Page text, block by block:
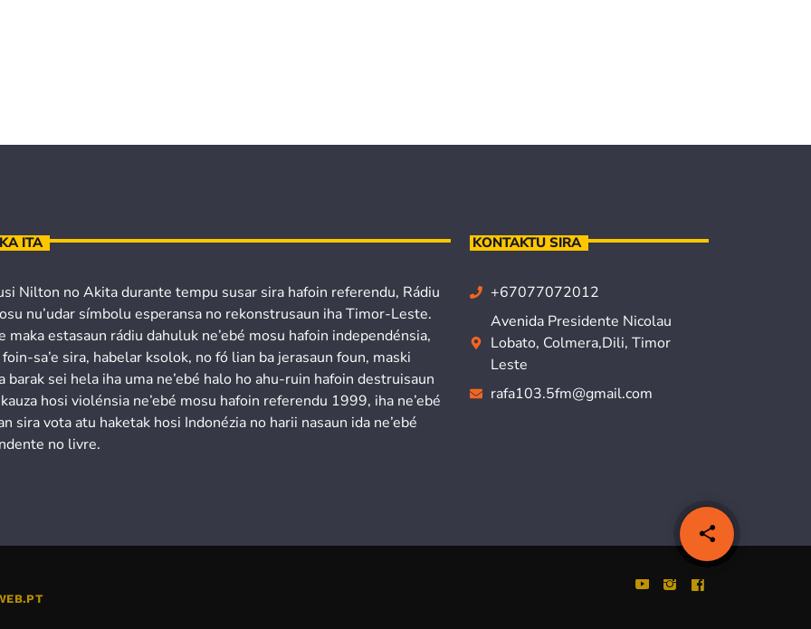
share
email
ITA
Nilton no Akita durante tempu susar sira hafoin referendu, Rádiu
nu’udar símbolu esperansa no rekonstrusaun iha Timor-Leste.
maka estasaun rádiu dahuluk ne’ebé mosu hafoin independénsia,
sa’e sira, habelar ksolok, no fó lian ba jerasaun foun, maski
barak sei hela iha uma ne’ebé halo ho ahu-ruin hafoin destruisaun
kauza hosi violénsia ne’ebé mosu hafoin referendu 1999, iha ne’ebé
sira vota atu haketak hosi Indonézia no harii nasaun ida ne’ebé
no livre.
KONTAKTU SIRA
+67077072012
Avenida Presidente Nicolau
Lobato, Colmera,Dili, Timor
Leste
rafa103.5fm@gmail.com